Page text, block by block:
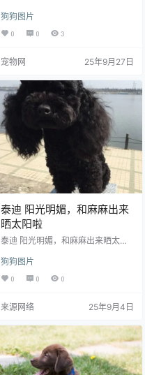
狗狗 动物 生物世界 图片大全 高清
图片下载 分辨率:350DPI 尺寸：51
84x3456编号为180202093225，
456，1920x1280，900x383多种
机图片软件编辑和修改。
狗狗图片
0 0 3
宠物网 25年9月27日
泰迪 阳光明媚，和麻麻出来
晒太阳啦
泰迪 阳光明媚，和麻麻出来晒太阳
狗狗图片
0 0 0
来源网络 25年9月4日